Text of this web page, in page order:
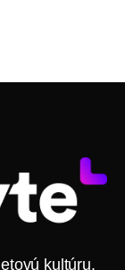
kultúru.